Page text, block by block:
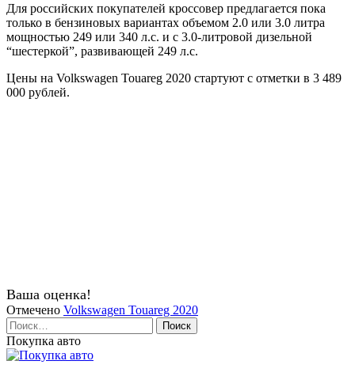
Для российских покупателей кроссовер предлагается пока
только в бензиновых вариантах объемом 2.0 или 3.0 литра
мощностью 249 или 340 л.с. и с 3.0-литровой дизельной
“шестеркой”, развивающей 249 л.с.
Цены на Volkswagen Touareg 2020 стартуют с отметки в 3 489
000 рублей.
Ваша оценка!
Отмечено Volkswagen Touareg 2020
Найти:
Покупка авто